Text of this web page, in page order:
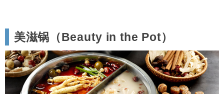
美滋锅（Beauty in the Pot）